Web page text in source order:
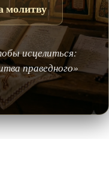
молитву
исцелиться:
праведного»